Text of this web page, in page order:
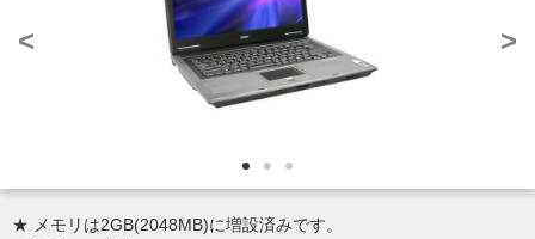
< >
★ メモリは2GB(2048MB)に増設済みです。